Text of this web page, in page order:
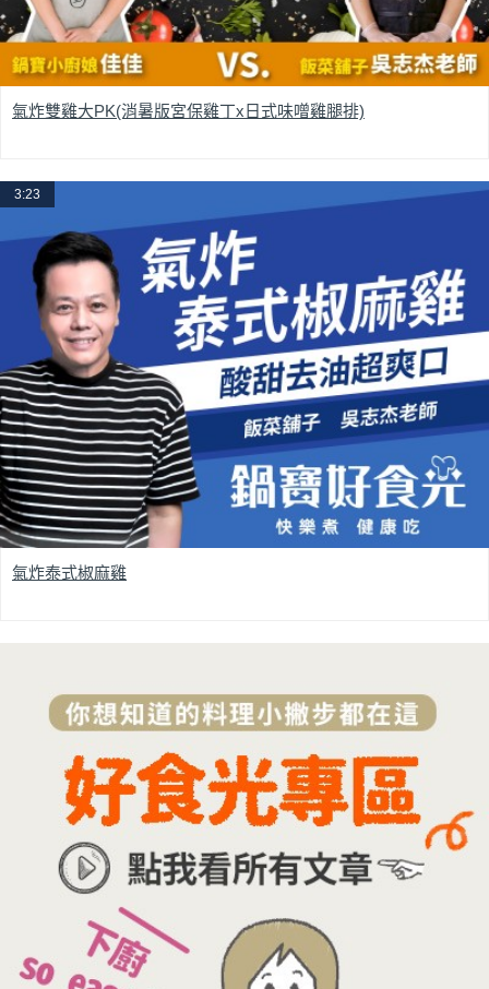
氣炸雙雞大PK(消暑版宮保雞丁x日式味噌雞腿排)
3:23
氣炸泰式椒麻雞